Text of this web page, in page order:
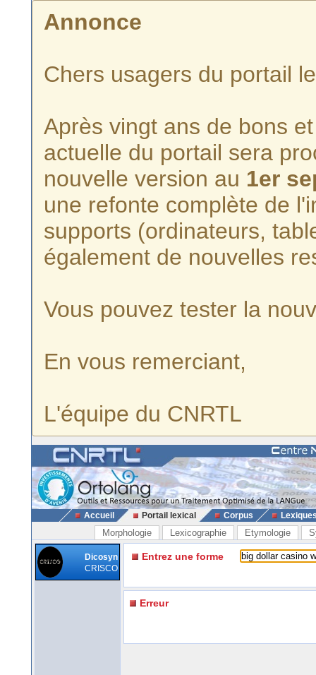
Annonce
Chers usagers du portail
Après vingt ans de bons
actuelle du portail sera
nouvelle version au 1er
une refonte complète de
supports (ordinateurs,
également de nouvelles
Vous pouvez tester la
En vous remerciant,
L'équipe du CNRTL
Accueil Portail lexical Corpus
Morphologie Lexicographie Etymologie
Dicosyn
CRISCO
Entrez une forme
Erreur